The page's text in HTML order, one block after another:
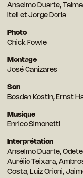
Anselmo Duarte,
Iteli et Jorge Doria
Photo
Chick Fowle
Montage
José Canizares
Son
Bosdan Kostin, Ernst
Musique
Enrico Simonetti
Interprétation
Anselmo Duarte,
Auréiio Teixara,
Costa, Luiz Orioni,